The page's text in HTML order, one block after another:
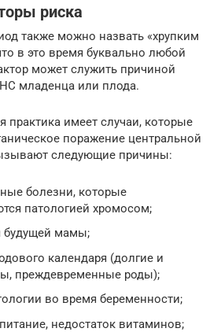
риска
также можно назвать «хрупким
в это время буквально любой
может служить причиной
младенца или плода.
практика имеет случаи, которые
поражение центральной
следующие причины:
болезни, которые
патологией хромосом;
будущей мамы;
календаря (долгие и
преждевременные роды);
во время беременности;
недостаток витаминов;